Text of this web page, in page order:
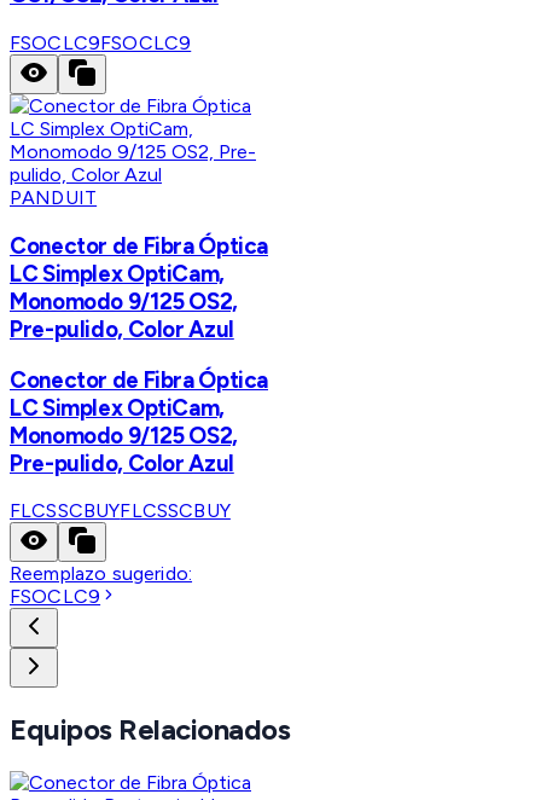
FSOCLC9FSOCLC9
PANDUIT
Conector de Fibra Óptica
LC Simplex OptiCam,
Monomodo 9/125 OS2,
Pre-pulido, Color Azul
Conector de Fibra Óptica
LC Simplex OptiCam,
Monomodo 9/125 OS2,
Pre-pulido, Color Azul
FLCSSCBUYFLCSSCBUY
Reemplazo sugerido:
FSOCLC9
Equipos Relacionados